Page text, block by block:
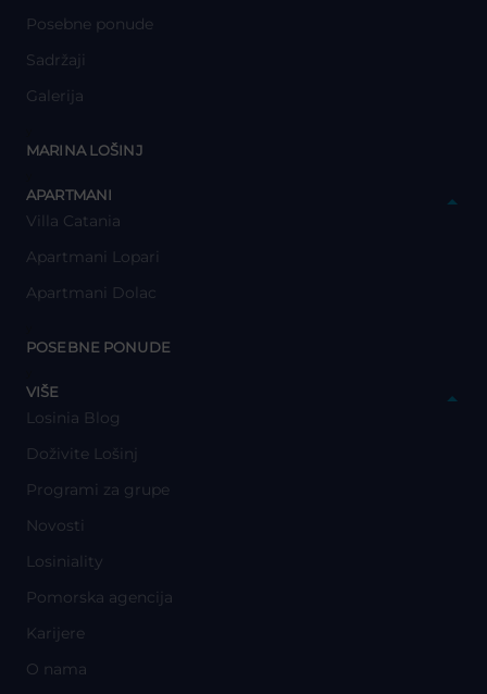
Posebne ponude
Sadržaji
Galerija
MARINA LOŠINJ
APARTMANI
Villa Catania
Apartmani Lopari
Apartmani Dolac
POSEBNE PONUDE
VIŠE
Losinia Blog
Doživite Lošinj
Programi za grupe
Novosti
Losiniality
Pomorska agencija
Karijere
O nama